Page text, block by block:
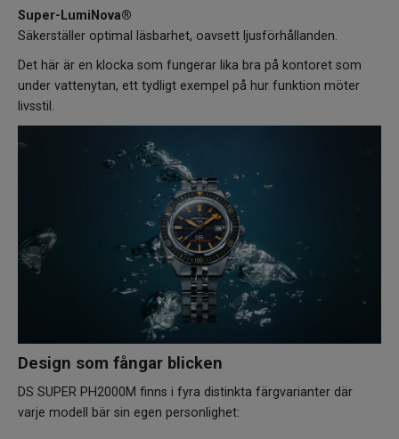
Super-LumiNova®
Säkerställer optimal läsbarhet, oavsett ljusförhållanden.
Det här är en klocka som fungerar lika bra på kontoret som
under vattenytan, ett tydligt exempel på hur funktion möter
livsstil.
Design som fångar blicken
DS SUPER PH2000M finns i fyra distinkta färgvarianter där
varje modell bär sin egen personlighet: